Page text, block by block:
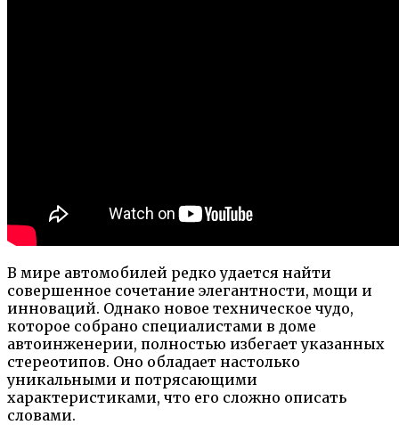
В мире автомобилей редко удается найти
совершенное сочетание элегантности, мощи и
инноваций. Однако новое техническое чудо,
которое собрано специалистами в доме
автоинженерии, полностью избегает указанных
стереотипов. Оно обладает настолько
уникальными и потрясающими
характеристиками, что его сложно описать
словами.